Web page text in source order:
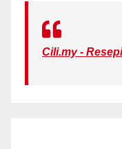
Cili.my -